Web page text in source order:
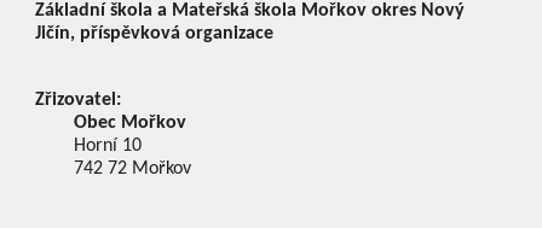
Základní škola a Mateřská škola Mořkov okres Nový
Jičín, příspěvková organizace
Zřizovatel:
Obec Mořkov
Horní 10
742 72 Mořkov